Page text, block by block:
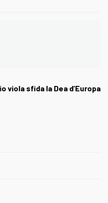
viola sfida la Dea d’Europa